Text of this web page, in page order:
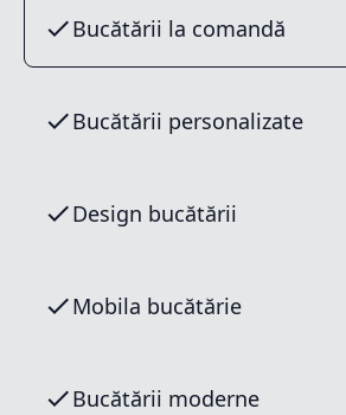
Bucătării la comandă
Bucătării personalizate
Design bucătării
Mobila bucătărie
Bucătării moderne